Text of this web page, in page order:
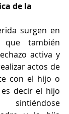
de la
surgen en
también
activa y
actos de
con el hijo o
decir el hijo